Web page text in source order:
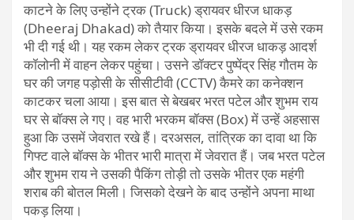
काटने के लिए उन्होंने ट्रक (Truck) ड्रायवर धीरज धाकड़
(Dheeraj Dhakad) को तैयार किया। इसके बदले में उसे रकम
भी दी गई थी। यह रकम लेकर ट्रक ड्रायवर धीरज धाकड़ आदर्श
कॉलोनी में वाहन लेकर पहुंचा। उसने डॉक्टर पुष्पेंद्र सिंह गौतम के
घर की जगह पड़ोसी के सीसीटीवी (CCTV) कैमरे का कनेक्शन
काटकर चला आया। इस बात से बेखबर भरत पटेल और शुभम राय
घर से बॉक्स ले गए। वह भारी भरकम बॉक्स (Box) में उन्हें अहसास
हुआ कि उसमें जेवरात रखे हैं। दरअसल, तांत्रिक का दावा था कि
गिफ्ट वाले बॉक्स के भीतर भारी मात्रा में जेवरात हैं। जब भरत पटेल
और शुभम राय ने उसकी पैकिंग तोड़ी तो उसके भीतर एक महंगी
शराब की बोतल मिली। जिसको देखने के बाद उन्होंने अपना माथा
पकड़ लिया।